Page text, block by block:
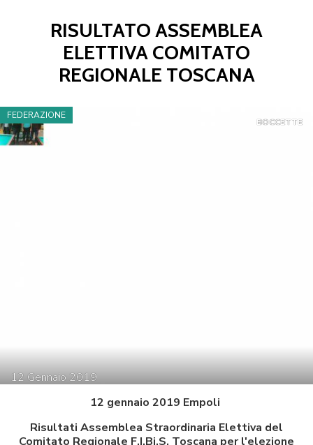
RISULTATO ASSEMBLEA
ELETTIVA COMITATO
REGIONALE TOSCANA
FEDERAZIONE
12Gennaio2019
BOCCETTE
12 gennaio 2019 Empoli
Risultati Assemblea Straordinaria Elettiva del
Comitato Regionale F.I.Bi.S. Toscana per l'elezione